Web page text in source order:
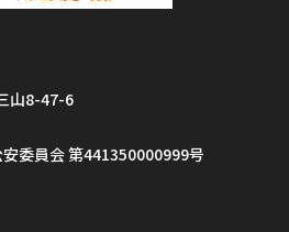
山8-47-6
委員会 第441350000999号